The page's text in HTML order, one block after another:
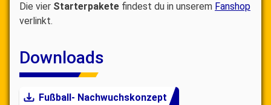
Die vier Starterpakete findest du in unserem Fanshop
verlinkt.
Downloads
Fußball- Nachwuchskonzept